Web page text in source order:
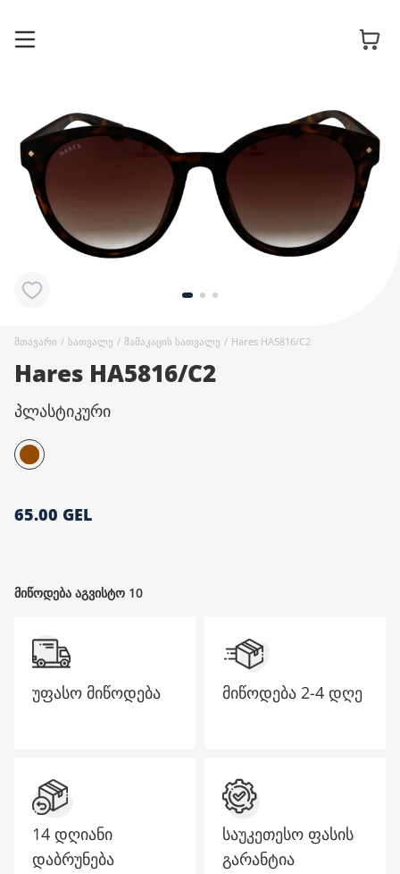
მთავარი / სათვალე / მამაკაცის სათვალე / Hares HA5816/C2
Hares HA5816/C2
პლასტიკური
65.00 GEL
მიწოდება აგვისტო 10
ჩარჩოები
მზის
სათვალეები
კონტაქტური
აქსესუარები
მთავარი გვერდი
უფასო მიწოდება
14 დღიანი
დაბრუნება
მიწოდება 2-4 დღე
საუკეთესო ფასის
გარანტია